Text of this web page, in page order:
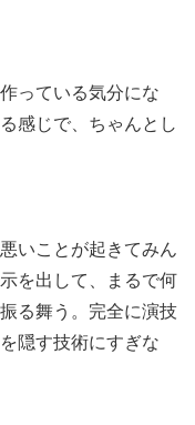
っている気分にな
感じで、ちゃんとし
いことが起きてみん
を出して、まるで何
る舞う。完全に演技
隠す技術にすぎな